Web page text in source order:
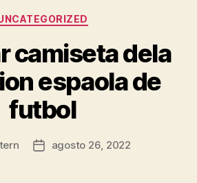
Categorías
camiseta dela
espaola de
futbol
Fechaagosto 26, 2022